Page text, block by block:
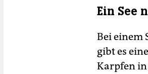
Ein See
Bei einem
gibt es
Karpfen in